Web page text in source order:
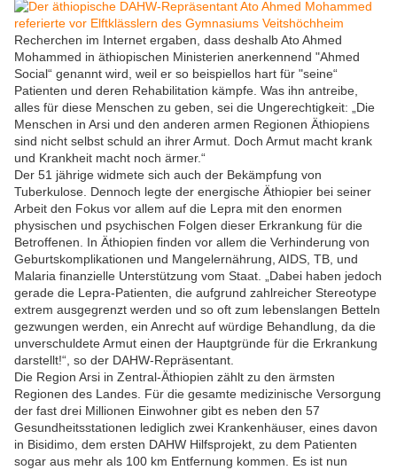
Recherchen im Internet ergaben, dass deshalb Ato Ahmed
Mohammed in äthiopischen Ministerien anerkennend "Ahmed
Social“ genannt wird, weil er so beispiellos hart für "seine“
Patienten und deren Rehabilitation kämpfe. Was ihn antreibe,
alles für diese Menschen zu geben, sei die Ungerechtigkeit: „Die
Menschen in Arsi und den anderen armen Regionen Äthiopiens
sind nicht selbst schuld an ihrer Armut. Doch Armut macht krank
und Krankheit macht noch ärmer.“
Der 51 jährige widmete sich auch der Bekämpfung von
Tuberkulose. Dennoch legte der energische Äthiopier bei seiner
Arbeit den Fokus vor allem auf die Lepra mit den enormen
physischen und psychischen Folgen dieser Erkrankung für die
Betroffenen. In Äthiopien finden vor allem die Verhinderung von
Geburtskomplikationen und Mangelernährung, AIDS, TB, und
Malaria finanzielle Unterstützung vom Staat. „Dabei haben jedoch
gerade die Lepra-Patienten, die aufgrund zahlreicher Stereotype
extrem ausgegrenzt werden und so oft zum lebenslangen Betteln
gezwungen werden, ein Anrecht auf würdige Behandlung, da die
unverschuldete Armut einen der Hauptgründe für die Erkrankung
darstellt!“, so der DAHW-Repräsentant.
Die Region Arsi in Zentral-Äthiopien zählt zu den ärmsten
Regionen des Landes. Für die gesamte medizinische Versorgung
der fast drei Millionen Einwohner gibt es neben den 57
Gesundheitsstationen lediglich zwei Krankenhäuser, eines davon
in Bisidimo, dem ersten DAHW Hilfsprojekt, zu dem Patienten
sogar aus mehr als 100 km Entfernung kommen. Es ist nun